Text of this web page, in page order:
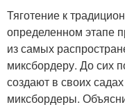
Тяготение к
определенном этапе
из самых
миксбордеру. До сих
создают в своих
миксбордеры.